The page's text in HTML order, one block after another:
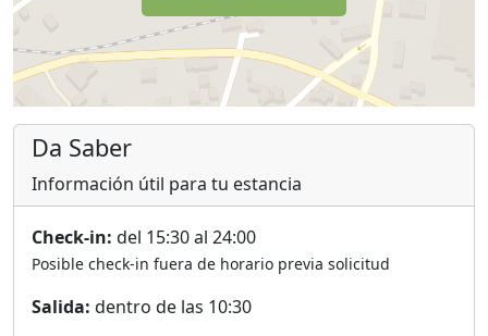
Da Saber
Información útil para tu estancia
Check-in: del 15:30 al 24:00
Posible check-in fuera de horario previa solicitud
Salida: dentro de las 10:30